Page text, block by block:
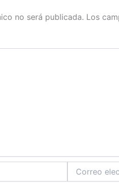
no será publicada. Los
electrónico*